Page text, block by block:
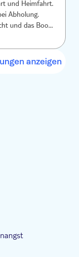
und Heimfahrt.
Abholung.
und das Boot.
war super.
anzeigen